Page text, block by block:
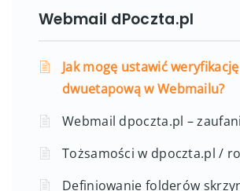
Webmail dPoczta.pl
Jak mogę ustawić weryfikację
dwuetapową w Webmailu?
Webmail dpoczta.pl –
Tożsamości w dpoczta.pl /
Definiowanie folderów